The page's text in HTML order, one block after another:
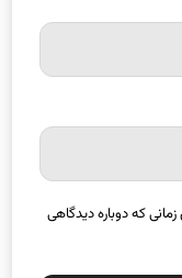
که دوباره دیدگاهی